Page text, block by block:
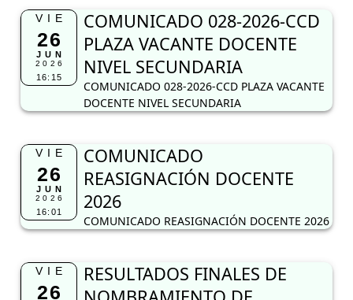
VIE
26
JUN
2026
16:15
COMUNICADO 028-2026-CCD
PLAZA VACANTE DOCENTE
NIVEL SECUNDARIA
COMUNICADO 028-2026-CCD PLAZA VACANTE
DOCENTE NIVEL SECUNDARIA
VIE
26
JUN
2026
16:01
COMUNICADO
REASIGNACIÓN DOCENTE
2026
COMUNICADO REASIGNACIÓN DOCENTE 2026
VIE
26
RESULTADOS FINALES DE